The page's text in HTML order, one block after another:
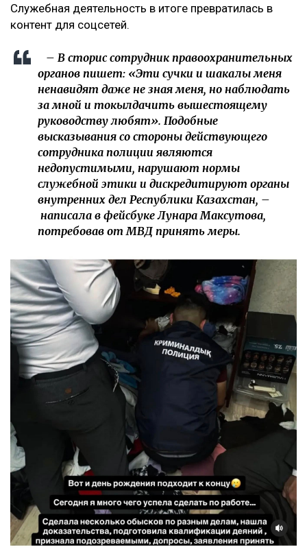
Служебная деятельность в итоге превратилась в
контент для соцсетей.
– В сторис сотрудник правоохранительных
органов пишет: «Эти сучки и шакалы меня
ненавидят даже не зная меня, но наблюдать
за мной и токылдачить вышестоящему
руководству любят». Подобные
высказывания со стороны действующего
сотрудника полиции являются
недопустимыми, нарушают нормы
служебной этики и дискредитируют органы
внутренних дел Республики Казахстан, –
написала в фейсбуке Лунара Максутова,
потребовав от МВД принять меры.